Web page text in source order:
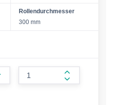
Rollendurchmesser
300 mm
form.increase-